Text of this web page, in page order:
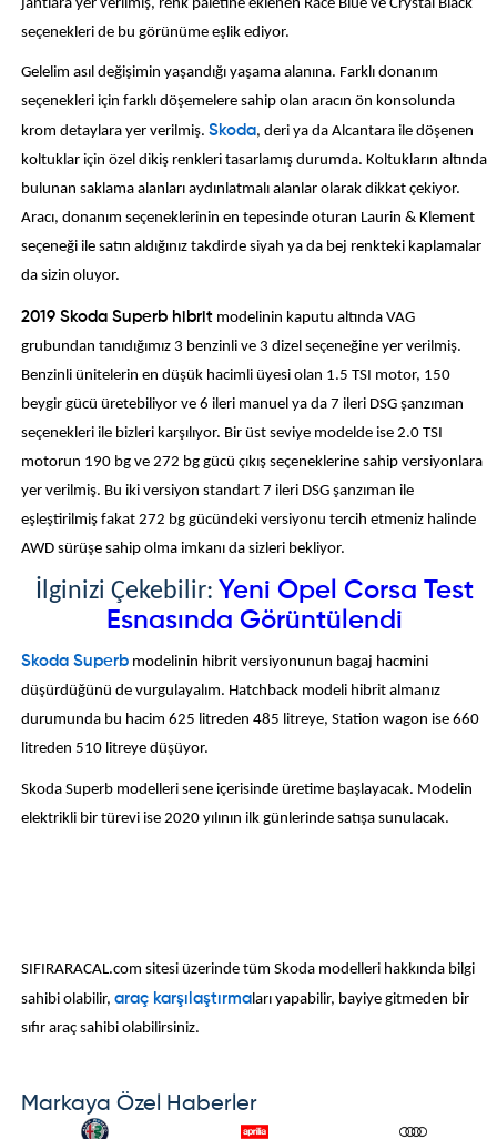
jantlara yer verilmiş, renk paletine eklenen Race Blue ve Crystal Black
seçenekleri de bu görünüme eşlik ediyor.
Gelelim asıl değişimin yaşandığı yaşama alanına. Farklı donanım
seçenekleri için farklı döşemelere sahip olan aracın ön konsolunda
krom detaylara yer verilmiş.Skoda, deri ya da Alcantara ile döşenen
koltuklar için özel dikiş renkleri tasarlamış durumda. Koltukların altında
bulunan saklama alanları aydınlatmalı alanlar olarak dikkat çekiyor.
Aracı, donanım seçeneklerinin en tepesinde oturan Laurin & Klement
seçeneği ile satın aldığınız takdirde siyah ya da bej renkteki kaplamalar
da sizin oluyor.
2019 Skoda Superb hibrit modelinin kaputu altında VAG
grubundan tanıdığımız 3 benzinli ve 3 dizel seçeneğine yer verilmiş.
Benzinli ünitelerin en düşük hacimli üyesi olan 1.5 TSI motor, 150
beygir gücü üretebiliyor ve 6 ileri manuel ya da 7 ileri DSG şanzıman
seçenekleri ile bizleri karşılıyor. Bir üst seviye modelde ise 2.0 TSI
motorun 190 bg ve 272 bg gücü çıkış seçeneklerine sahip versiyonlara
yer verilmiş. Bu iki versiyon standart 7 ileri DSG şanzıman ile
eşleştirilmiş fakat 272 bg gücündeki versiyonu tercih etmeniz halinde
AWD sürüşe sahip olma imkanı da sizleri bekliyor.
İlginizi Çekebilir: Yeni Opel Corsa Test
Esnasında Görüntülendi
Skoda Superb modelinin hibrit versiyonunun bagaj hacmini
düşürdüğünü de vurgulayalım. Hatchback modeli hibrit almanız
durumunda bu hacim 625 litreden 485 litreye, Station wagon ise 660
litreden 510 litreye düşüyor.
Skoda Superb modelleri sene içerisinde üretime başlayacak. Modelin
elektrikli bir türevi ise 2020 yılının ilk günlerinde satışa sunulacak.
SIFIRARACAL.com sitesi üzerinde tüm Skoda modelleri hakkında bilgi
sahibi olabilir,araç karşılaştırma ları yapabilir, bayiye gitmeden bir
sıfır araç sahibi olabilirsiniz.
Markaya Özel Haberler